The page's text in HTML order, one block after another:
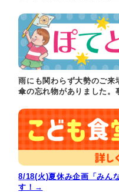
雨にも関わらず大勢のご来
傘の忘れ物がありました。
8/18(火)夏休み企画「みん
す！→